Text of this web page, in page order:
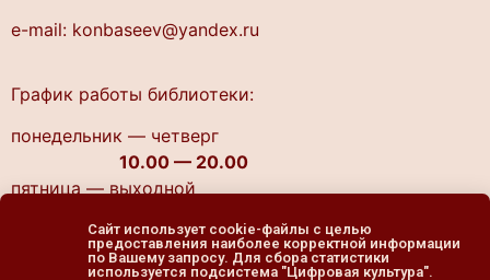
e-mail: konbaseev@yandex.ru
График работы библиотеки:
понедельник — четверг
10.00 — 20.00
пятница — выходной
11.00 — 19.00
Сайт использует cookie-файлы с целью
предоставления наиболее корректной информации
по Вашему запросу. Для сбора статистики
используется подсистема "Цифровая культура".